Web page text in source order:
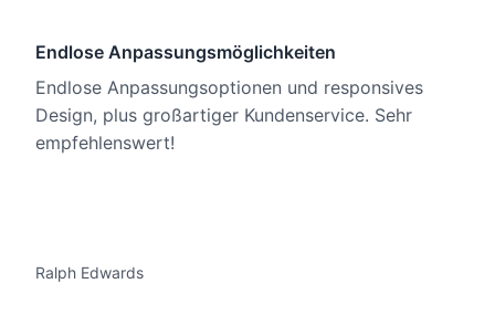
Endlose Anpassungsmöglichkeiten
Endlose Anpassungsoptionen und responsives
Design, plus großartiger Kundenservice. Sehr
empfehlenswert!
Ralph Edwards